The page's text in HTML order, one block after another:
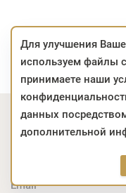
Подпишитесь на
Узнавайте о выгодных
Email *
Для улучшения
используем файлы
принимаете наши
данных
дополнительной